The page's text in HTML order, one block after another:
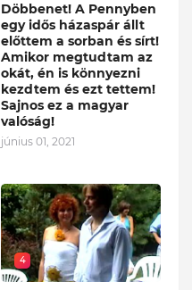
Döbbenet! A Pennyben
egy idős házaspár állt
előttem a sorban és sírt!
Amikor megtudtam az
okát, én is könnyezni
kezdtem és ezt tettem!
Sajnos ez a magyar
valóság!
június 01, 2021
4